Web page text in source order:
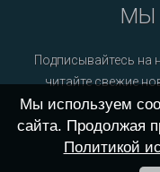
МЫ
Подписывайтесь на
читайте свежие
Мы используем
сайта. Продолжая
Политикой